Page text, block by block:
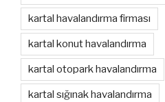
kartal havalandırma firması
kartal konut havalandırma
kartal otopark havalandırma
kartal sığınak havalandırma